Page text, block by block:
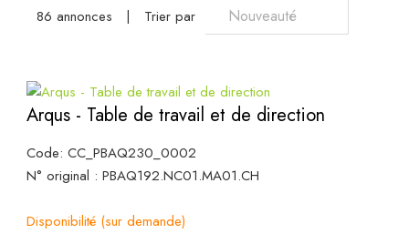
86 annonces | Trier par
Arqus - Table de travail et de direction
Code: CC_PBAQ230_0002
N° original : PBAQ192.NC01.MA01.CH
Disponibilité (sur demande)